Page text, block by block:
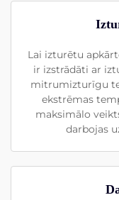
Lai izturētu
ir izstrādāti ar
mitrumizturīgu
ekstrēmas
maksimālo
darbojas